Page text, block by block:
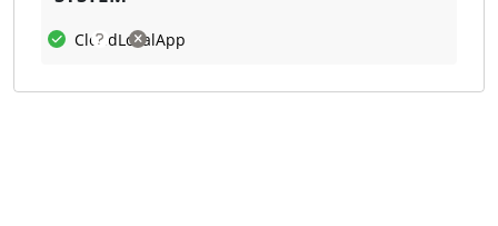
Grundsteuer Service?
Der Service umfasst automatisierte Datenvalidierung
CloudLokalApp